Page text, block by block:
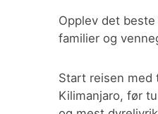
Opplev det
familier og
Start reisen med
Kilimanjaro, før